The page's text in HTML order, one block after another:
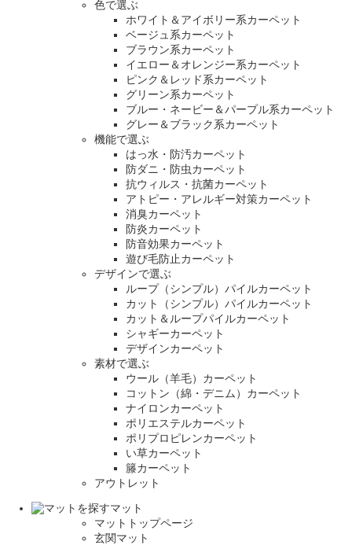
色で選ぶ
ホワイト＆アイボリー系カーペット
ベージュ系カーペット
ブラウン系カーペット
イエロー＆オレンジー系カーペット
ピンク＆レッド系カーペット
グリーン系カーペット
ブルー・ネービー＆パープル系カーペット
グレー＆ブラック系カーペット
機能で選ぶ
はっ水・防汚カーペット
防ダニ・防虫カーペット
抗ウィルス・抗菌カーペット
アトピー・アレルギー対策カーペット
消臭カーペット
防炎カーペット
防音効果カーペット
遊び毛防止カーペット
デザインで選ぶ
ループ（シンプル）パイルカーペット
カット（シンプル）パイルカーペット
カット＆ループパイルカーペット
シャギーカーペット
デザインカーペット
素材で選ぶ
ウール（羊毛）カーペット
コットン（綿・デニム）カーペット
ナイロンカーペット
ポリエステルカーペット
ポリプロピレンカーペット
い草カーペット
籐カーペット
アウトレット
マット
マットトップページ
玄関マット